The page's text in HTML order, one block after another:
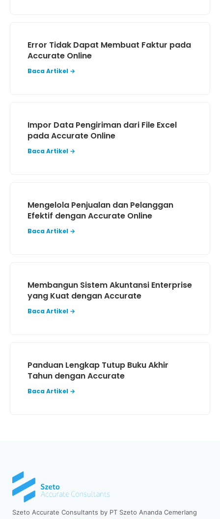
Error Tidak Dapat Membuat Faktur pada
Accurate Online
Baca Artikel →
Impor Data Pengiriman dari File Excel
pada Accurate Online
Baca Artikel →
Mengelola Penjualan dan Pelanggan
Efektif dengan Accurate Online
Baca Artikel →
Membangun Sistem Akuntansi Enterprise
yang Kuat dengan Accurate
Baca Artikel →
Panduan Lengkap Tutup Buku Akhir
Tahun dengan Accurate
Baca Artikel →
Szeto Accurate Consultants by PT Szeto Ananda Cemerlang